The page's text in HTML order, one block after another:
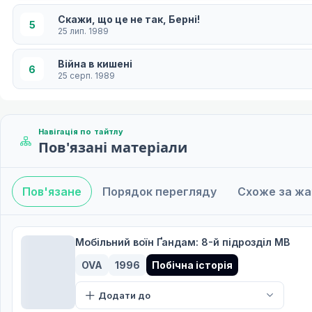
5 Скажи, що це не так, Берні!
25 лип. 1989
6 Війна в кишені
25 серп. 1989
Навігація по тайтлу
Пов'язані матеріали
Пов'язане Порядок перегляду Схоже за
Мобільний воїн Ґандам: 8-й підрозділ МВ
OVA
1996 Побічна історія
Додати до